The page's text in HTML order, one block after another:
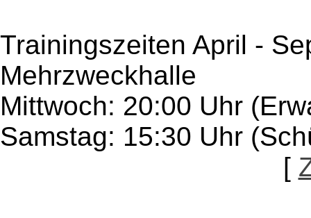
Trainingszeiten April -
Mehrzweckhalle
Mittwoch: 20:00 Uhr
Samstag: 15:30 Uhr
[